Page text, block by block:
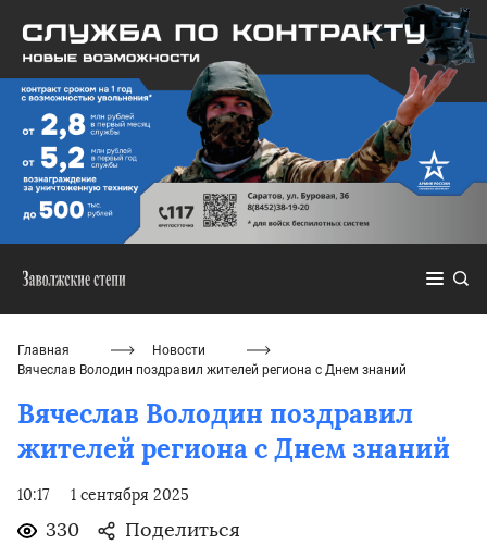
Главная
Новости
Вячеслав Володин поздравил жителей региона с Днем знаний
Вячеслав Володин поздравил
жителей региона с Днем знаний
10:17 1 сентября 2025
330 Поделиться